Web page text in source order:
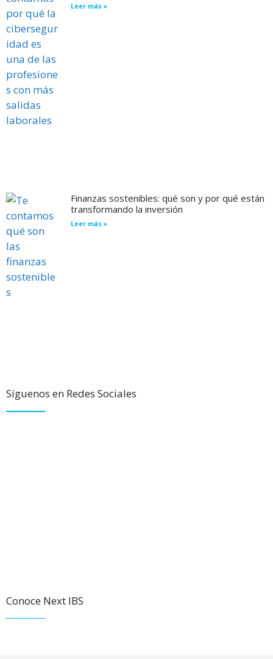
Leer más »
Finanzas sostenibles: qué son y por qué están
transformando la inversión
Leer más »
Síguenos en Redes Sociales
Conoce Next IBS